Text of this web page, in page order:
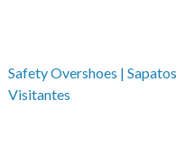
Safety Overshoes |
Visitantes